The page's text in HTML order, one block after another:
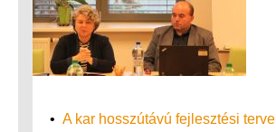
• A kar hosszútávú fejlesztési terve